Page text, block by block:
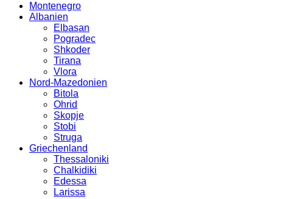
Montenegro
Albanien
Elbasan
Pogradec
Shkoder
Tirana
Vlora
Nord-Mazedonien
Bitola
Ohrid
Skopje
Stobi
Struga
Griechenland
Thessaloniki
Chalkidiki
Edessa
Larissa